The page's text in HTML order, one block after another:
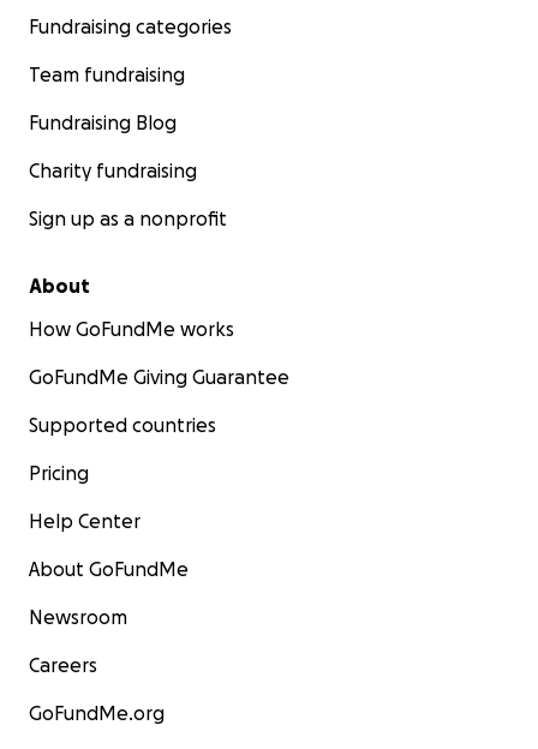
Fundraising categories
Team fundraising
Fundraising Blog
Charity fundraising
Sign up as a nonprofit
About
How GoFundMe works
GoFundMe Giving Guarantee
Supported countries
Pricing
Help Center
About GoFundMe
Newsroom
Careers
GoFundMe.org